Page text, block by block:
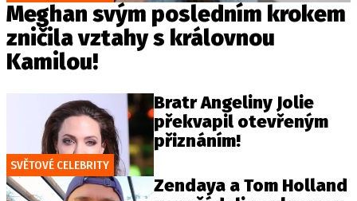
Meghan svým posledním krokem
zničila vztahy s královnou
Kamilou!
SVĚTOVÉ CELEBRITY
Bratr Angeliny Jolie
překvapil otevřeným
přiznáním!
Zendaya a Tom Holland